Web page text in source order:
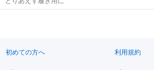
初めての方へ 利用規約